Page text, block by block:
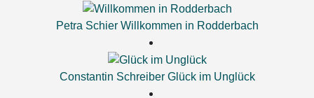
Petra Schier Willkommen in Rodderbach
Constantin Schreiber Glück im Unglück